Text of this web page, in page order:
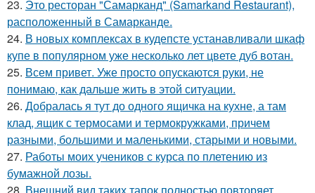
23. Это ресторан "Самарканд" (Samarkand Restaurant),
расположенный в Самарканде.
24. В новых комплексах в кудепсте устанавливали шкаф
купе в популярном уже несколько лет цвете дуб вотан.
25. Всем привет. Уже просто опускаются руки, не
понимаю, как дальше жить в этой ситуации.
26. Добралась я тут до одного ящичка на кухне, а там
клад, ящик с термосами и термокружками, причем
разными, большими и маленькими, старыми и новыми.
27. Работы моих учеников с курса по плетению из
бумажной лозы.